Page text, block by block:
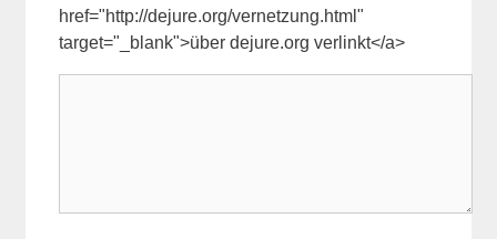
href="http://dejure.org/vernetzung.html"
target="_blank">über dejure.org verlinkt</a>